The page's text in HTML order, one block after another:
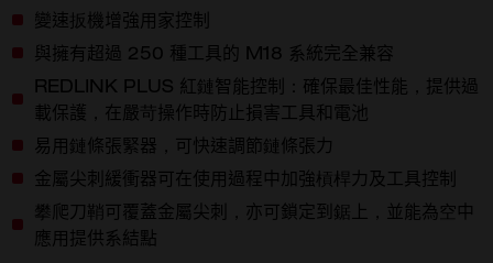
變速扳機增強用家控制
與擁有超過 250 種工具的 M18 系統完全兼容
REDLINK PLUS 紅鏈智能控制：確保最佳性能，提供過
載保護，在嚴苛操作時防止損害工具和電池
易用鏈條張緊器，可快速調節鏈條張力
金屬尖刺緩衝器可在使用過程中加強槓桿力及工具控制
攀爬刀鞘可覆蓋金屬尖刺，亦可鎖定到鋸上，並能為空中
應用提供系結點